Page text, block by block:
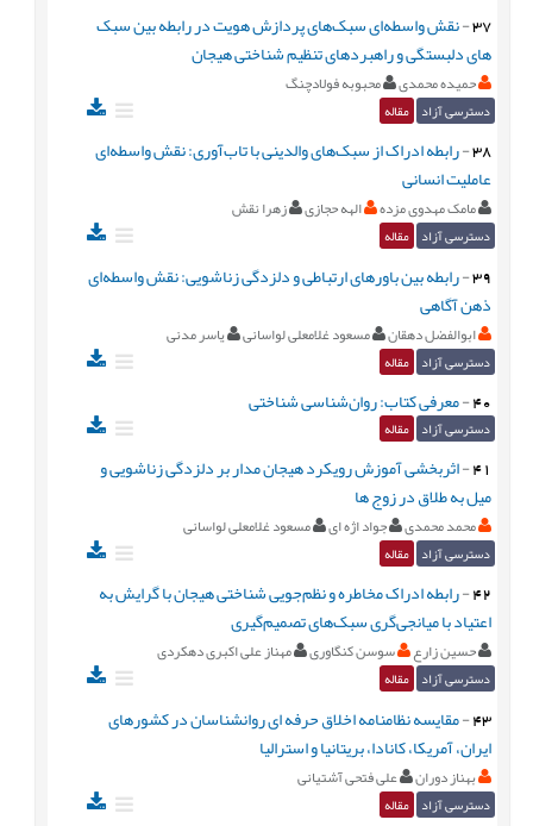
37
-نقش واسطه‌ای سبک‌های پردازش هویت در رابطه بین سبک
های دلبستگی و راهبردهای تنظیم شناختی هیجان
حمیده محمدی محبوبه فولادچنگ
دسترسی آزاد مقاله
38
-رابطه ادراک از سبک‌های والدینی با تاب‌آوری: نقش واسطه‌ای
عاملیت انسانی
مامک مهدوی مزده الهه حجازی زهرا نقش
دسترسی آزاد مقاله
39
-رابطه بین باورهای ارتباطی و دلزدگی زناشویی: نقش واسطه‌ای
ذهن آگاهی
ابوالفضل دهقان مسعود غلامعلی لواسانی یاسر مدنی
دسترسی آزاد مقاله
40
-معرفی کتاب: روان‌شناسی شناختی
دسترسی آزاد مقاله
41
-اثربخشی آموزش رویکرد هیجان مدار بر دلزدگی زناشویی و
میل به طلاق در زوج ها
محمد محمدی جواد اژه ای مسعود غلامعلی لواسانی
دسترسی آزاد مقاله
42
-رابطه ادراک مخاطره و نظم‌جویی شناختی هیجان با گرایش به
اعتیاد با میانجی‌گری سبک‌های تصمیم‌گیری
حسین زارع سوسن کنگاوری مهناز علی اکبری دهکردی
دسترسی آزاد مقاله
43
-مقایسه نظامنامه ‏اخلاق حرفه ‏ای روانشناسان در کشورهای
ایران، آمریکا، کانادا، بریتانیا و استرالیا
بهناز دوران علی فتحی آشتیانی
دسترسی آزاد مقاله